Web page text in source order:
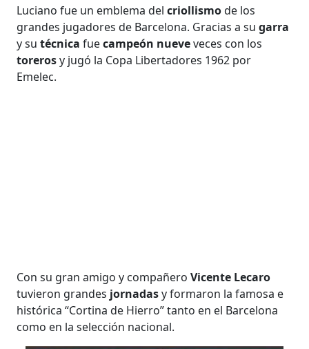
Luciano fue un emblema delcriollismode los
grandes jugadores de Barcelona. Gracias a sugarra
y sutécnicafuecampeón nueveveces con los
torerosy jugó la Copa Libertadores 1962 por
Emelec.
Con su gran amigo y compañeroVicente Lecaro
tuvieron grandes jornadasy formaron la famosa e
histórica “Cortina de Hierro” tanto en el Barcelona
como en la selección nacional.